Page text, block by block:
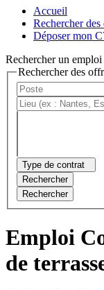
Accueil
Rechercher
Déposer mon
Rechercher un emploi
Rechercher des
Type de contrat
Rechercher
Rechercher
Emploi
de